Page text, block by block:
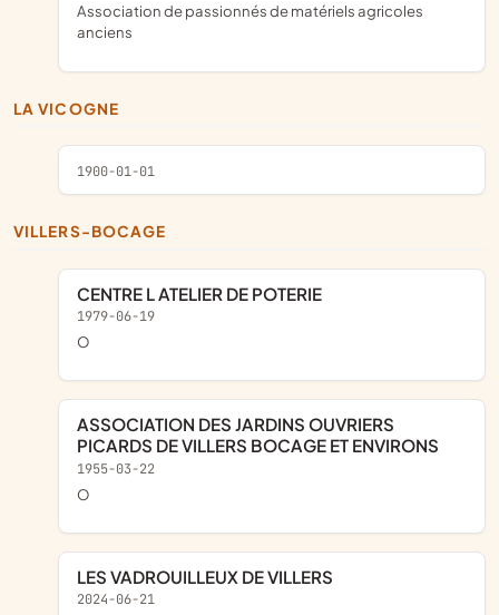
association de passionnés de matériels agricoles
anciens
LA VICOGNE
1900-01-01
VILLERS-BOCAGE
CENTRE L ATELIER DE POTERIE
1979-06-19
o
ASSOCIATION DES JARDINS OUVRIERS
PICARDS DE VILLERS BOCAGE ET ENVIRONS
1955-03-22
o
LES VADROUILLEUX DE VILLERS
2024-06-21